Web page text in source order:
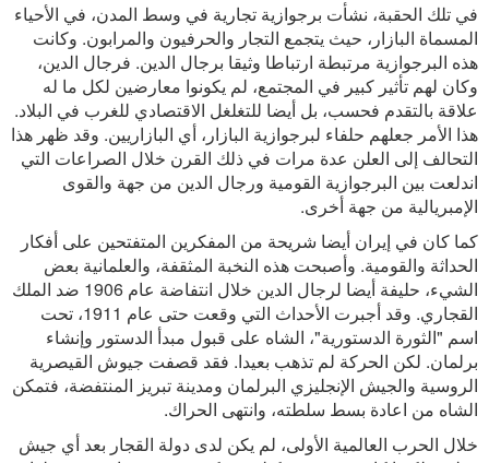
في تلك الحقبة، نشأت برجوازية تجارية في وسط المدن، في الأحياء
المسماة البازار، حيث يتجمع التجار والحرفيون والمرابون. وكانت
هذه البرجوازية مرتبطة ارتباطا وثيقا برجال الدين. فرجال الدين،
وكان لهم تأثير كبير في المجتمع، لم يكونوا معارضين لكل ما له
علاقة بالتقدم فحسب، بل أيضا للتغلغل الاقتصادي للغرب في البلاد.
هذا الأمر جعلهم حلفاء لبرجوازية البازار، أي البازاريين. وقد ظهر هذا
التحالف إلى العلن عدة مرات في ذلك القرن خلال الصراعات التي
اندلعت بين البرجوازية القومية ورجال الدين من جهة والقوى
الإمبريالية من جهة أخرى.
كما كان في إيران أيضا شريحة من المفكرين المتفتحين على أفكار
الحداثة والقومية. وأصبحت هذه النخبة المثقفة، والعلمانية بعض
الشيء، حليفة أيضا لرجال الدين خلال انتفاضة عام 1906 ضد الملك
القجاري. وقد أجبرت الأحداث التي وقعت حتى عام 1911، تحت
اسم "الثورة الدستورية"، الشاه على قبول مبدأ الدستور وإنشاء
برلمان. لكن الحركة لم تذهب بعيدا. فقد قصفت جيوش القيصرية
الروسية والجيش الإنجليزي البرلمان ومدينة تبريز المنتفضة، فتمكن
الشاه من اعادة بسط سلطته، وانتهى الحراك.
خلال الحرب العالمية الأولى، لم يكن لدى دولة القجار بعد أي جيش